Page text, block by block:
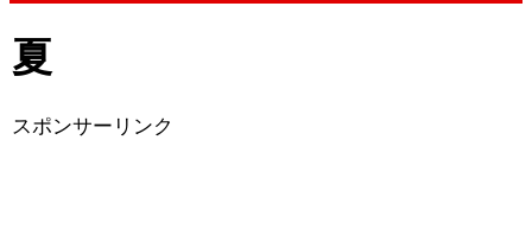
夏
スポンサーリンク